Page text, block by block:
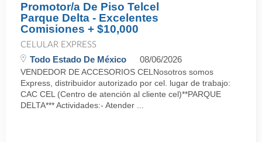
Promotor/a De Piso Telcel
Parque Delta - Excelentes
Comisiones + $10,000
CELULAR EXPRESS
Todo Estado De México 08/06/2026
VENDEDOR DE ACCESORIOS CELNosotros somos
Express, distribuidor autorizado por cel. lugar de trabajo:
CAC CEL (Centro de atención al cliente cel)**PARQUE
DELTA*** Actividades:- Atender ...